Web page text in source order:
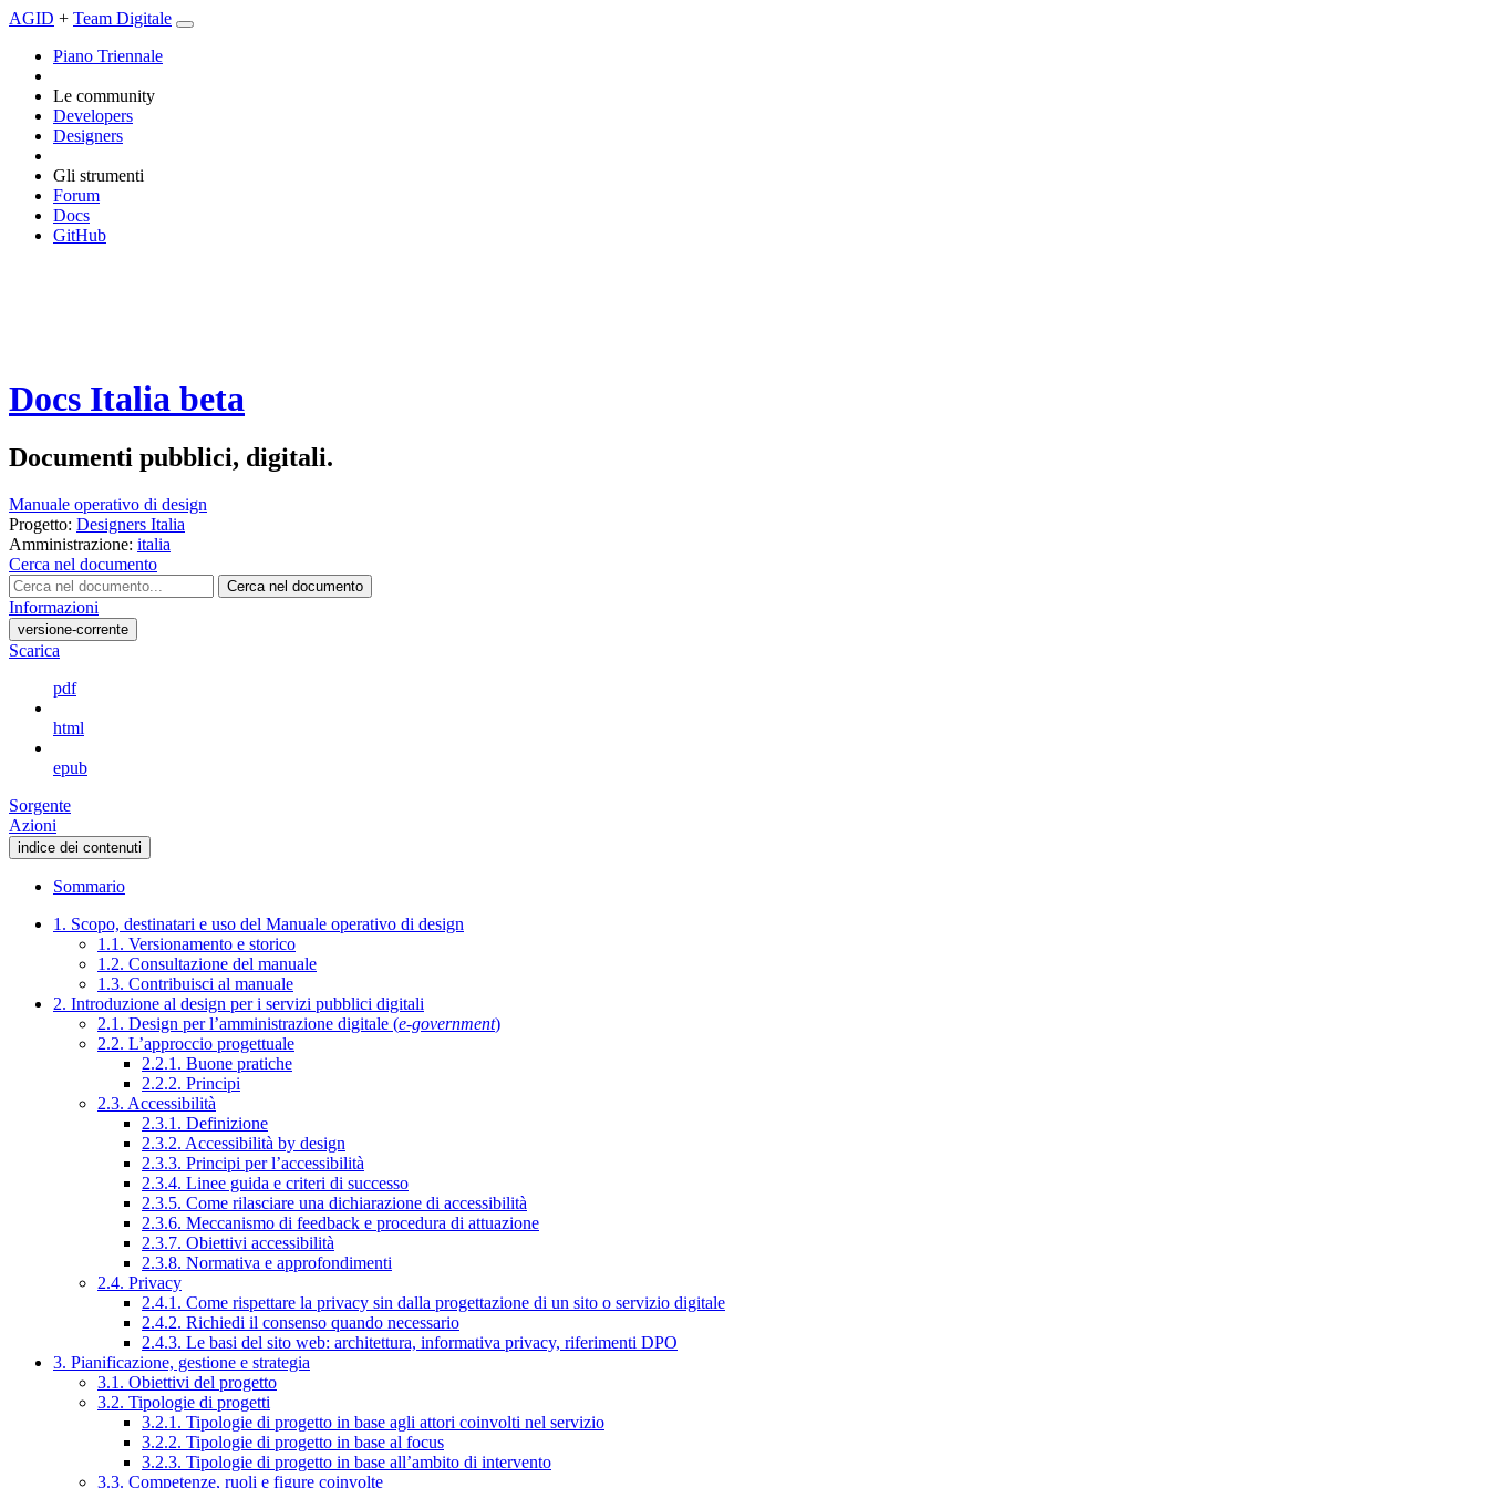
AGID + Team Digitale
Piano Triennale
Le community
Developers
Designers
Gli strumenti
Forum
Docs
GitHub
Docs Italia beta
Documenti pubblici, digitali.
Manuale operativo di design
Progetto: Designers Italia
Amministrazione: italia
Cerca nel documento
Cerca nel documento
Informazioni
versione-corrente
Scarica
pdf
html
epub
Sorgente
Azioni
indice dei contenuti
Sommario
1. Scopo, destinatari e uso del Manuale operativo di design
1.1. Versionamento e storico
1.2. Consultazione del manuale
1.3. Contribuisci al manuale
2. Introduzione al design per i servizi pubblici digitali
2.1. Design per l’amministrazione digitale (e-government)
2.2. L’approccio progettuale
2.2.1. Buone pratiche
2.2.2. Principi
2.3. Accessibilità
2.3.1. Definizione
2.3.2. Accessibilità by design
2.3.3. Principi per l’accessibilità
2.3.4. Linee guida e criteri di successo
2.3.5. Come rilasciare una dichiarazione di accessibilità
2.3.6. Meccanismo di feedback e procedura di attuazione
2.3.7. Obiettivi accessibilità
2.3.8. Normativa e approfondimenti
2.4. Privacy
2.4.1. Come rispettare la privacy sin dalla progettazione di un sito o servizio digitale
2.4.2. Richiedi il consenso quando necessario
2.4.3. Le basi del sito web: architettura, informativa privacy, riferimenti DPO
3. Pianificazione, gestione e strategia
3.1. Obiettivi del progetto
3.2. Tipologie di progetti
3.2.1. Tipologie di progetto in base agli attori coinvolti nel servizio
3.2.2. Tipologie di progetto in base al focus
3.2.3. Tipologie di progetto in base all’ambito di intervento
3.3. Competenze, ruoli e figure coinvolte